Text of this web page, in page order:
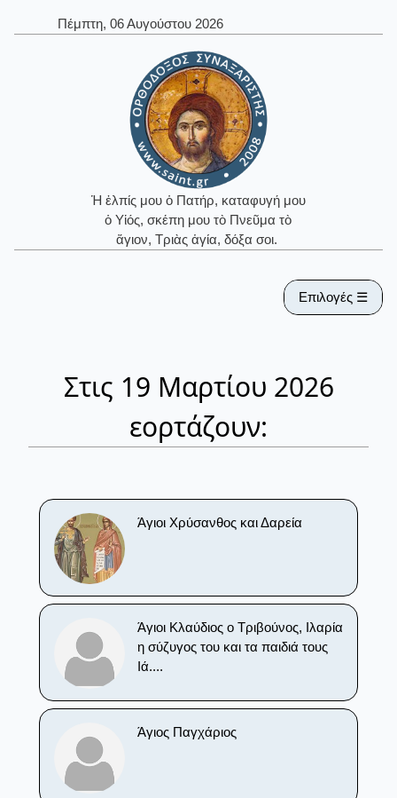
Πέμπτη, 06 Αυγούστου 2026
Ἡ ἐλπίς μου ὁ Πατήρ, καταφυγή μου
ὁ Υἱός, σκέπη μου τὸ Πνεῦμα τὸ
ἅγιον, Τριὰς ἁγία, δόξα σοι.
Επιλογές ☰
Στις 19 Μαρτίου 2026
εορτάζουν:
Άγιοι Χρύσανθος και Δαρεία
Άγιοι Κλαύδιος ο Τριβούνος, Ιλαρία
η σύζυγος του και τα παιδιά τους
Ιά....
Άγιος Παγχάριος